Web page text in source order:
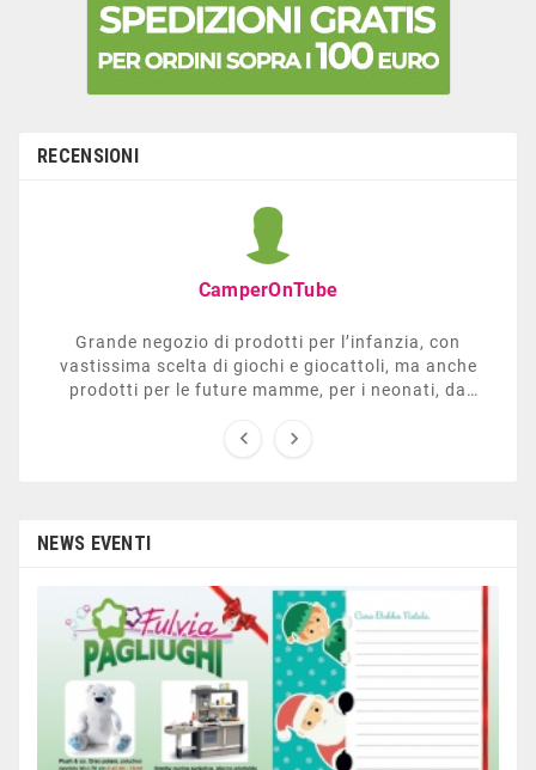
RECENSIONI
CamperOnTube
Grande negozio di prodotti per l’infanzia, con
vastissima scelta di giochi e giocattoli, ma anche
prodotti per le future mamme, per i neonati, da
sezione dedicata all’arredo giardino, giochi all’aperto,
 
NEWS EVENTI